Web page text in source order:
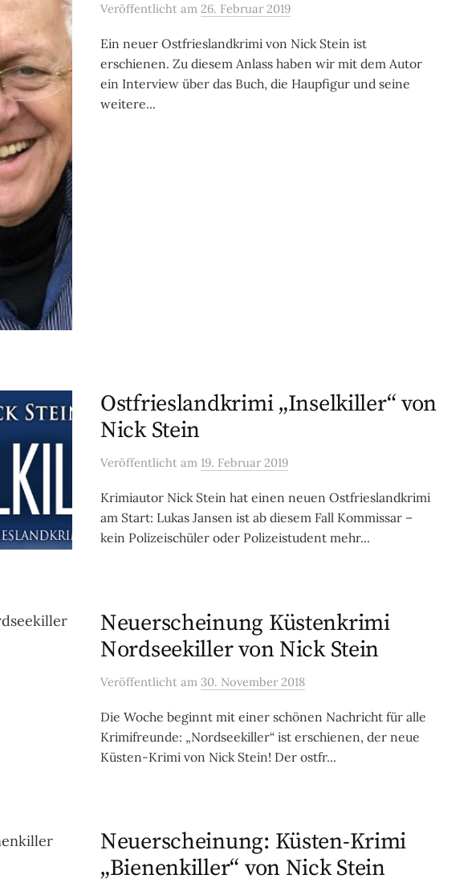
Veröffentlicht am 26. Februar 2019
Ein neuer Ostfrieslandkrimi von Nick Stein ist
erschienen. Zu diesem Anlass haben wir mit dem Autor
ein Interview über das Buch, die Haupfigur und seine
weitere...
Ostfrieslandkrimi „Inselkiller“ von
Nick Stein
Veröffentlicht am 19. Februar 2019
Krimiautor Nick Stein hat einen neuen Ostfrieslandkrimi
am Start: Lukas Jansen ist ab diesem Fall Kommissar –
kein Polizeischüler oder Polizeistudent mehr...
Neuerscheinung Küstenkrimi
Nordseekiller von Nick Stein
Veröffentlicht am 30. November 2018
Die Woche beginnt mit einer schönen Nachricht für alle
Krimifreunde: „Nordseekiller“ ist erschienen, der neue
Küsten-Krimi von Nick Stein! Der ostfr...
Neuerscheinung: Küsten-Krimi
„Bienenkiller“ von Nick Stein